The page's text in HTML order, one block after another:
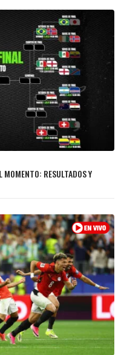
RESULTADOS Y